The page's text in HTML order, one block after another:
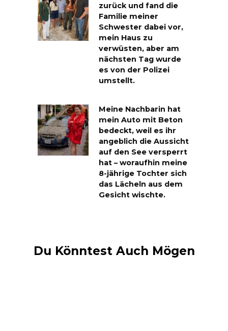
zurück und fand die
Familie meiner
Schwester dabei vor,
mein Haus zu
verwüsten, aber am
nächsten Tag wurde
es von der Polizei
umstellt.
Meine Nachbarin hat
mein Auto mit Beton
bedeckt, weil es ihr
angeblich die Aussicht
auf den See versperrt
hat – woraufhin meine
8-jährige Tochter sich
das Lächeln aus dem
Gesicht wischte.
Du Könntest Auch Mögen